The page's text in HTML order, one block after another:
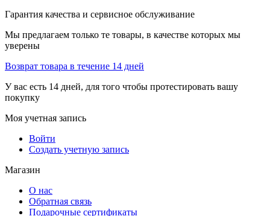
Гарантия качества и сервисное обслуживание
Мы предлагаем только те товары, в качестве которых мы
уверены
Возврат товара в течение 14 дней
У вас есть 14 дней, для того чтобы протестировать вашу
покупку
Моя учетная запись
Войти
Создать учетную запись
Магазин
О нас
Обратная связь
Подарочные сертификаты